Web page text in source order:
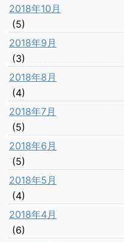
2018年10月
(5)
2018年9月
(3)
2018年8月
(4)
2018年7月
(5)
2018年6月
(5)
2018年5月
(4)
2018年4月
(6)